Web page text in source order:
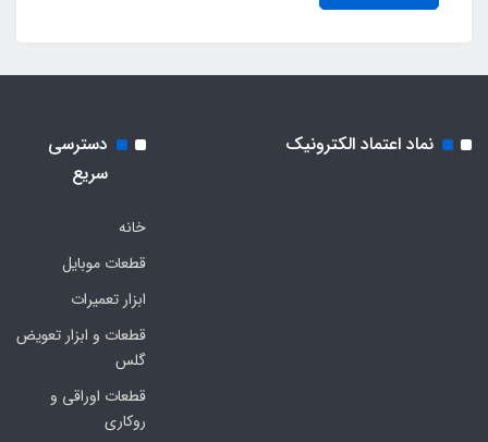
نماد اعتماد الکترونیک
دسترسی
سریع
خانه
قطعات موبایل
ابزار تعمیرات
قطعات و ابزار تعویض
گلس
قطعات اوراقی و
روکاری